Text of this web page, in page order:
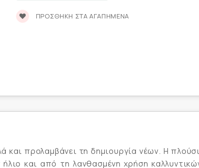
ΠΡΟΣΘΉΚΗ ΣΤΑ ΑΓΑΠΗΜΈΝΑ
και προλαμβάνει τη δημιουργία νέων. Η
και από τη λανθασμένη χρήση